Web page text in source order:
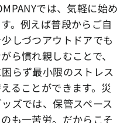
では、気軽に始め
。例えば普段からご自
しづつアウトドアでも
ら慣れ親しむことで、
らず最小限のストレス
ることができます。災
ズでは、保管スペース
も一苦労。だからこそ